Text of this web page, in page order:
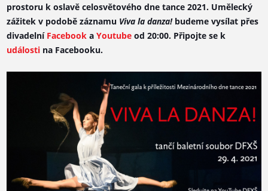
prostoru k oslavě celosvětového dne tance 2021. Umělecký
zážitek v podobě záznamu Viva la danza!budeme vysílat přes
divadelní Facebook aYoutube od 20:00. Připojte se k
události na Facebooku.